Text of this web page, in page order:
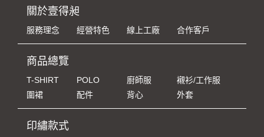
關於壹得昶
服務理念 經營特色 線上工廠 合作客戶
商品總覽
T-SHIRT POLO 廚師服
襯衫/工作服
圍裙
配件 背心 外套
印繡款式